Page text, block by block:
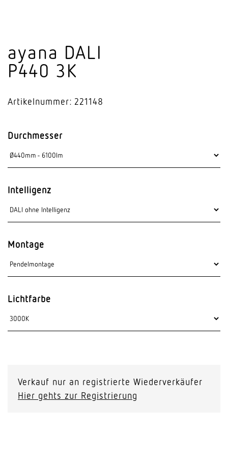
ayana DALI
P440 3K
Artikelnummer: 221148
Durchmesser
Intelligenz
Montage
Lichtfarbe
Verkauf nur an registrierte Wiederverkäufer
Hier gehts zur Registrierung